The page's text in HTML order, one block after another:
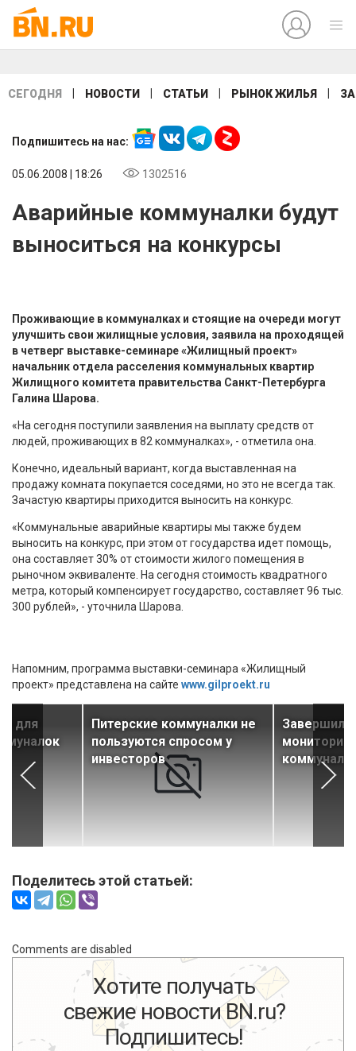
СЕГОДНЯ НОВОСТИ СТАТЬИ РЫНОК ЖИЛЬЯ
Подпишитесь на нас:
05.06.2008 | 18:26 1302516
Аварийные коммуналки будут
выноситься на конкурсы
Проживающие в коммуналках и стоящие на очереди могут
улучшить свои жилищные условия, заявила на проходящей
в четверг выставке-семинаре «Жилищный проект»
начальник отдела расселения коммунальных квартир
Жилищного комитета правительства Санкт-Петербурга
Галина Шарова.
«На сегодня поступили заявления на выплату средств от
людей, проживающих в 82 коммуналках», - отметила она.
Конечно, идеальный вариант, когда выставленная на
продажу комната покупается соседями, но это не всегда так.
Зачастую квартиры приходится выносить на конкурс.
«Коммунальные аварийные квартиры мы также будем
выносить на конкурс, при этом от государства идет помощь,
она составляет 30% от стоимости жилого помещения в
рыночном эквиваленте. На сегодня стоимость квадратного
метра, который компенсирует государство, составляет 96 тыс.
300 рублей», - уточнила Шарова.
Напомним, программа выставки-семинара «Жилищный
проект» представлена на сайте www.gilproekt.ru
для
Питерские коммуналки не
пользуются спросом у
инвесторов
Поделитесь этой статьей:
Comments are disabled
Хотите получать
свежие новости BN.ru?
Подпишитесь!